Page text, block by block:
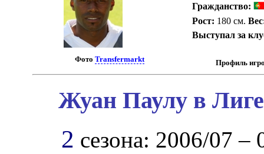
ФотоTransfermarkt
Гражданство:
Рост: 180 см.
Выступал за
Профиль
Жуан Паулу в
2 сезона: 2006/07 –